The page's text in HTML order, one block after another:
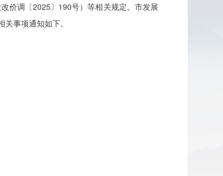
价调〔2025〕190号）等相关规定。市发展
事项通知如下。